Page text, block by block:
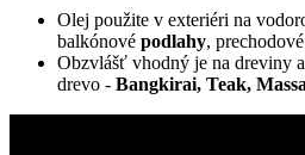
Olej použite v exteriéri na
balkónové podlahy,
Obzvlášť vhodný je na dreviny
drevo - Bangkirai, Teak,